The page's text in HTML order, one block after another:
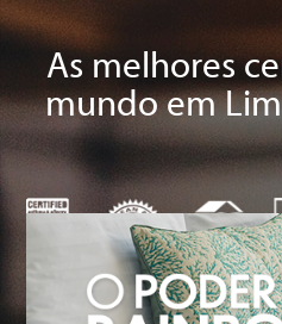
As melhores
mundo em